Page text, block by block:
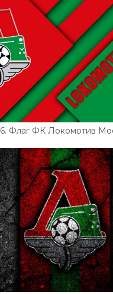
6. Флаг ФК Локомотив